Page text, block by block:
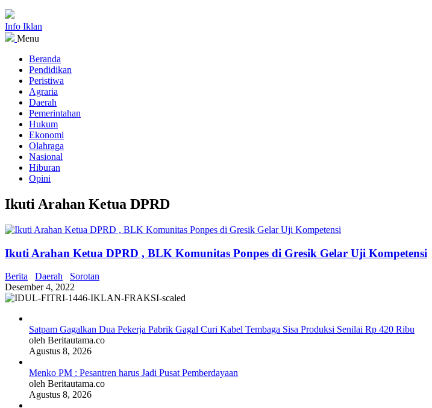
Info Iklan
Menu
Beranda
Pendidikan
Peristiwa
Agraria
Daerah
Pemerintahan
Hukum
Ekonomi
Olahraga
Nasional
Hiburan
Opini
Ikuti Arahan Ketua DPRD
Ikuti Arahan Ketua DPRD , BLK Komunitas Ponpes di Gresik Gelar Uji Kompetensi
Berita Daerah
Sorotan
Desember 4, 2022
Satpam Gagalkan Dua Pekerja Pabrik Gagal Curi Kabel Tembaga Sisa Produksi Senilai Rp 420 Ribu
oleh Beritautama.co
Agustus 8, 2026
Menko PM : Pesantren harus Jadi Pusat Pemberdayaan
oleh Beritautama.co
Agustus 8, 2026